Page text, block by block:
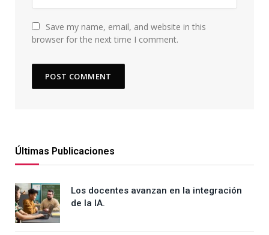
Save my name, email, and website in this
browser for the next time I comment.
Últimas Publicaciones
Los docentes avanzan en la integración
de la IA.